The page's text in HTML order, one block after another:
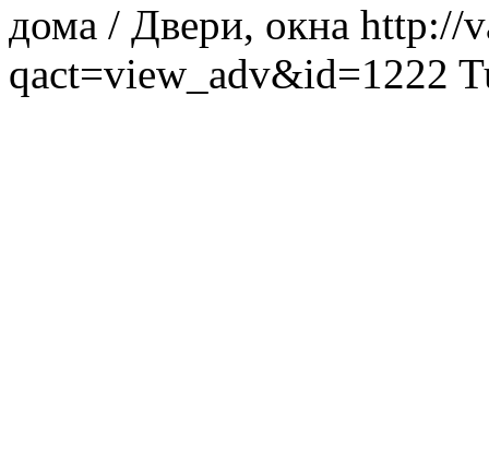
дома / Двери, окна http://
qact=view_adv&id=1222